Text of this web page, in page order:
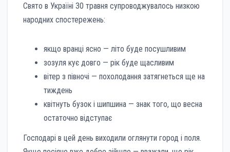
Свято в Україні 30 травня супроводжувалось низкою
народних спостережень:
якщо вранці ясно — літо буде посушливим
зозуля кує довго — рік буде щасливим
вітер з півночі — похолодання затягнеться ще на
тиждень
квітнуть бузок і шипшина — знак того, що весна
остаточно відступає
Господарі в цей день виходили оглянути город і поля.